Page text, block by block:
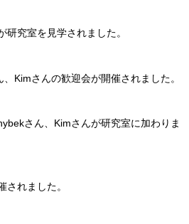
研究室を見学されました。
Kimさんの歓迎会が開催されました。
さん、Kimさんが研究室に加わりま
されました。